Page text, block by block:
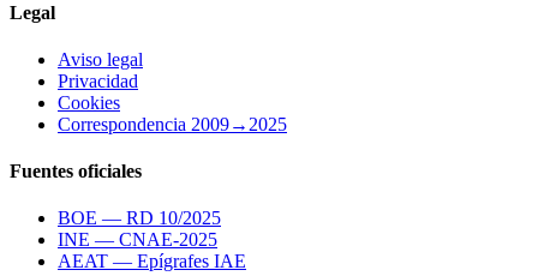
Legal
Aviso legal
Privacidad
Cookies
Correspondencia 2009→2025
Fuentes oficiales
BOE — RD 10/2025
INE — CNAE-2025
AEAT — Epígrafes IAE